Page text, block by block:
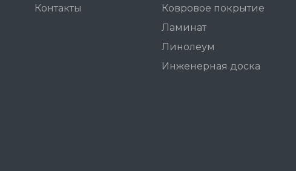
Контакты
Ковровое покрытие
Ламинат
Линолеум
Инженерная доска